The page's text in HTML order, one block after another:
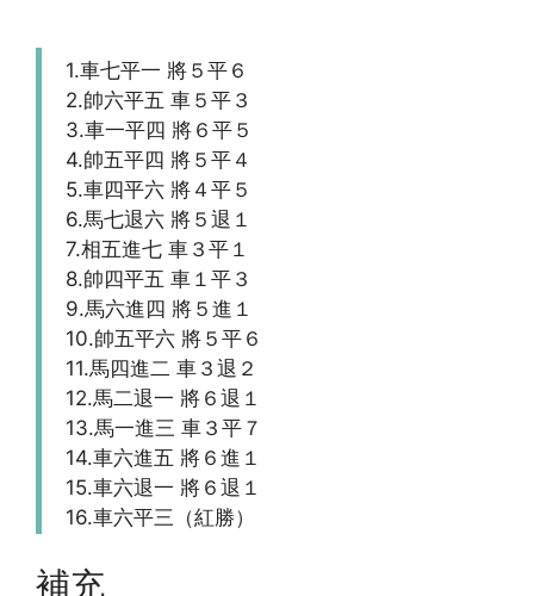
1.車七平一 將５平６
2.帥六平五 車５平３
3.車一平四 將６平５
4.帥五平四 將５平４
5.車四平六 將４平５
6.馬七退六 將５退１
7.相五進七 車３平１
8.帥四平五 車１平３
9.馬六進四 將５進１
10.帥五平六 將５平６
11.馬四進二 車３退２
12.馬二退一 將６退１
13.馬一進三 車３平７
14.車六進五 將６進１
15.車六退一 將６退１
16.車六平三（紅勝）
補充